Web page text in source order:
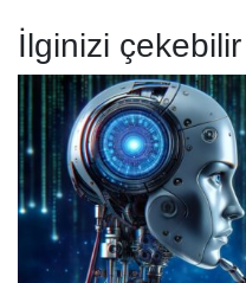
İlginizi çekebilir